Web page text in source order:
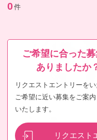
0件
ご希望に合った
ありましたか
リクエストエントリーを
ご希望に近い募集をご案内
いたします。
リクエスト